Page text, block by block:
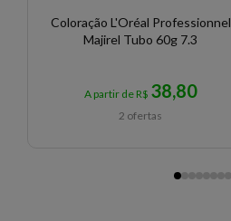
Coloração L'Oréal Professionnel
Majirel Tubo 60g 7.3
A partir de R$ 38,80
2 ofertas